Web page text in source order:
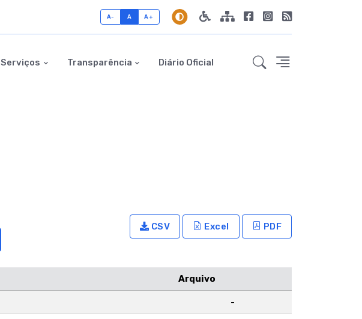
A- A A+
Serviços Transparência Diário Oficial
CSV Excel PDF
Arquivo
-